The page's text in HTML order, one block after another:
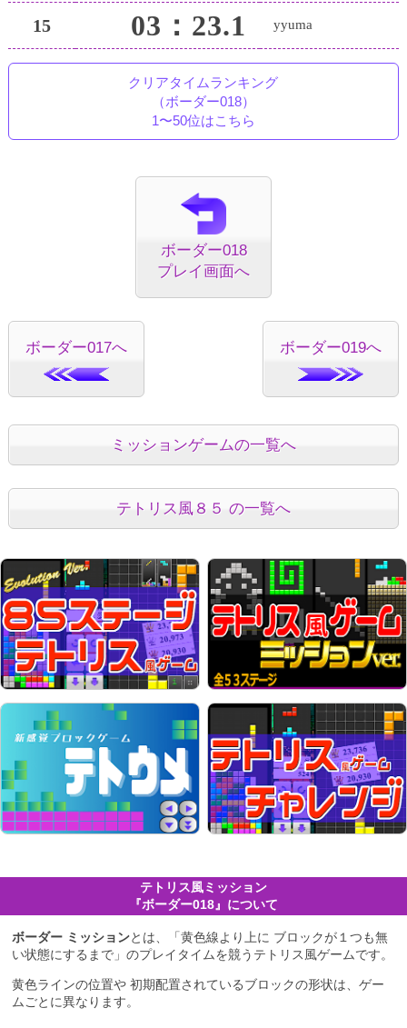
15 03：23.1 yyuma
クリアタイムランキング
（ボーダー018）
1〜50位はこちら
ボーダー018
プレイ画面へ
ボーダー017へ ボーダー019へ
ミッションゲームの一覧へ
テトリス風８５ の一覧へ
テトリス
ミッション
『ボーダー018』について
ボーダー ミッションとは、「黄色線より上に ブロックが１つも無
い状態にするまで」のプレイタイムを競う テトリス ゲームです。
黄色ラインの位置や 初期配置されているブロックの形状は、ゲー
ムごとに異なります。